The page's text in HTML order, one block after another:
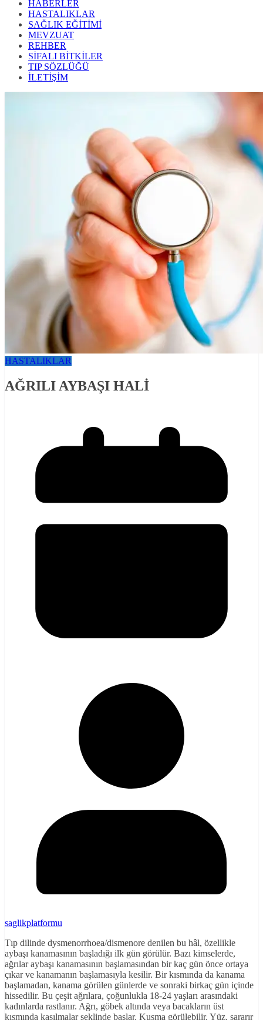
HABERLER
HASTALIKLAR
SAĞLIK EĞİTİMİ
MEVZUAT
REHBER
SİFALI BİTKİLER
TIP SÖZLÜĞÜ
İLETİŞİM
HASTALIKLAR
AĞRILI AYBAŞI HALİ
saglikplatformu
Tıp dilinde dysmenorrhoea/dismenore denilen bu hâl, özellikle
aybaşı kanamasının başladığı ilk gün görülür. Bazı kimselerde,
ağrılar aybaşı kanamasının başlamasından bir kaç gün önce ortaya
çıkar ve kanamanın başlamasıyla kesilir. Bir kısmında da kanama
başlamadan, kanama görülen günlerde ve sonraki birkaç gün içinde
hissedilir. Bu çeşit ağrılara, çoğunlukla 18-24 yaşları arasındaki
kadınlarda rastlanır. Ağrı, göbek altında veya bacakların üst
kısmında kasılmalar şeklinde başlar. Kusma görülebilir. Yüz, sararır